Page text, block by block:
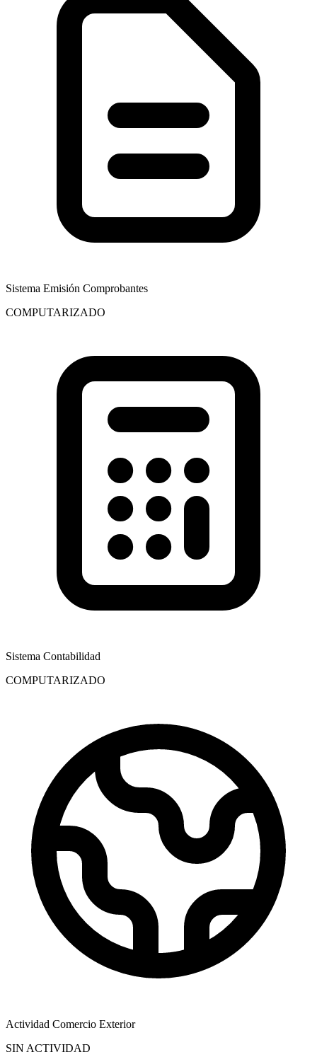
Sistema Emisión Comprobantes
COMPUTARIZADO
Sistema Contabilidad
COMPUTARIZADO
Actividad Comercio Exterior
SIN ACTIVIDAD